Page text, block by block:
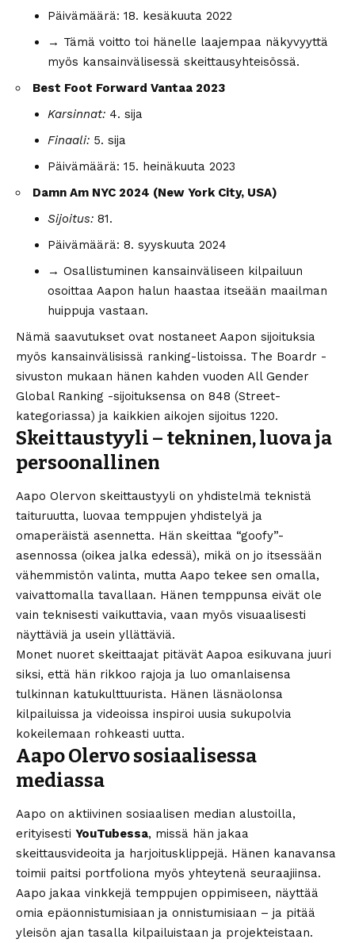
Päivämäärä: 18. kesäkuuta 2022
→ Tämä voitto toi hänelle laajempaa näkyvyyttä
myös kansainvälisessä skeittausyhteisössä.
Best Foot Forward Vantaa 2023
Karsinnat: 4. sija
Finaali: 5. sija
Päivämäärä: 15. heinäkuuta 2023
Damn Am NYC 2024 (New York City, USA)
Sijoitus: 81.
Päivämäärä: 8. syyskuuta 2024
→ Osallistuminen kansainväliseen kilpailuun
osoittaa Aapon halun haastaa itseään maailman
huippuja vastaan.
Nämä saavutukset ovat nostaneet Aapon sijoituksia
myös kansainvälisissä ranking-listoissa. The Boardr -
sivuston mukaan hänen kahden vuoden All Gender
Global Ranking -sijoituksensa on 848 (Street-
kategoriassa) ja kaikkien aikojen sijoitus 1220.
Skeittaustyyli – tekninen, luova ja
persoonallinen
Aapo Olervon skeittaustyyli on yhdistelmä teknistä
taituruutta, luovaa temppujen yhdistelyä ja
omaperäistä asennetta. Hän skeittaa “goofy”-
asennossa (oikea jalka edessä), mikä on jo itsessään
vähemmistön valinta, mutta Aapo tekee sen omalla,
vaivattomalla tavallaan. Hänen temppunsa eivät ole
vain teknisesti vaikuttavia, vaan myös visuaalisesti
näyttäviä ja usein yllättäviä.
Monet nuoret skeittaajat pitävät Aapoa esikuvana juuri
siksi, että hän rikkoo rajoja ja luo omanlaisensa
tulkinnan katukulttuurista. Hänen läsnäolonsa
kilpailuissa ja videoissa inspiroi uusia sukupolvia
kokeilemaan rohkeasti uutta.
Aapo Olervo sosiaalisessa
mediassa
Aapo on aktiivinen sosiaalisen median alustoilla,
erityisesti YouTubessa, missä hän jakaa
skeittausvideoita ja harjoitusklippejä. Hänen kanavansa
toimii paitsi portfoliona myös yhteytenä seuraajiinsa.
Aapo jakaa vinkkejä temppujen oppimiseen, näyttää
omia epäonnistumisiaan ja onnistumisiaan – ja pitää
yleisön ajan tasalla kilpailuistaan ja projekteistaan.